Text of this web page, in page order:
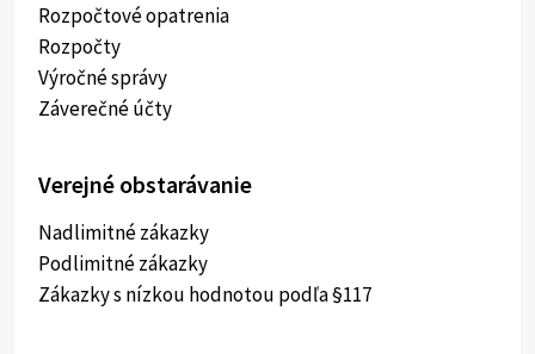
Rozpočtové opatrenia
Rozpočty
Výročné správy
Záverečné účty
Verejné obstarávanie
Nadlimitné zákazky
Podlimitné zákazky
Zákazky s nízkou hodnotou podľa §117